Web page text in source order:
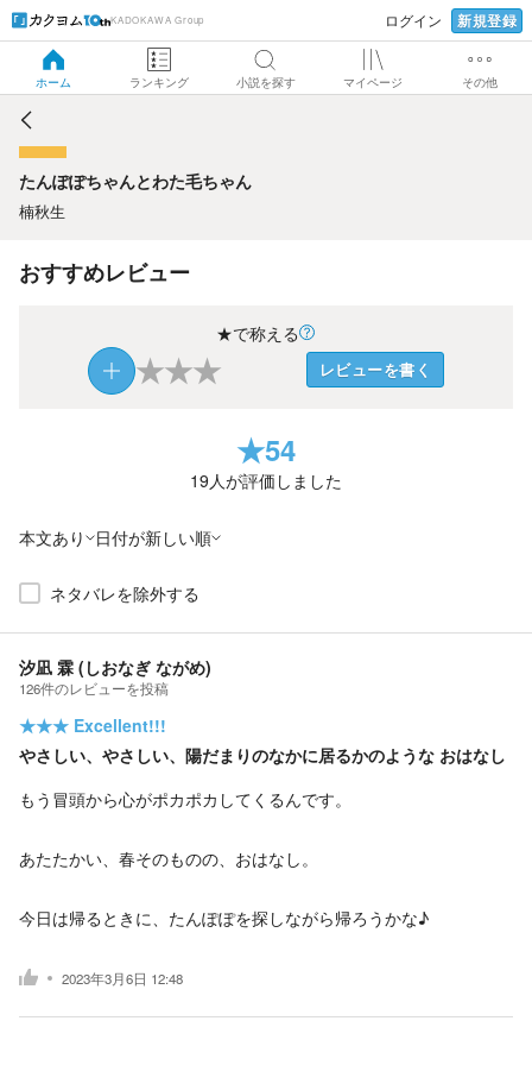
KADOKAWA Group ログイン 新規登録
ホーム ランキング 小説を探す マイページ その他
たんぽぽちゃんとわた毛ちゃん
たんぽぽちゃんとわた毛ちゃん
楠秋生
おすすめレビュー
★で称える
★★★ レビューを書く
★54
19人が評価しました
本文あり 日付が新しい順
ネタバレを除外する
汐凪 霖 (しおなぎ ながめ)
126件のレビューを投稿
★★★ Excellent!!!
やさしい、やさしい、陽だまりのなかに居るかのような おはなし
もう冒頭から心がポカポカしてくるんです。
あたたかい、春そのものの、おはなし。
今日は帰るときに、たんぽぽを探しながら帰ろうかな♪
2023年3月6日 12:48